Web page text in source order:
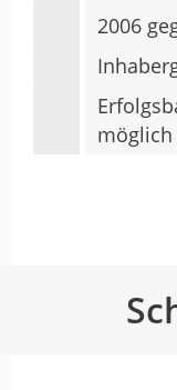
2006
möglich